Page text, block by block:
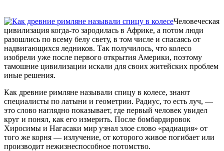
Человеческая
цивилизация когда-то зародилась в Африке, а потом люди
разошлись по всему белу свету, в том числе и спасаясь от
надвигающихся ледников. Так получилось, что колесо
изобрели уже после первого открытия Америки, поэтому
тамошние цивилизации искали для своих житейских проблем
иные решения.
Как древние римляне называли спицу в колесе, знают
специалисты по латыни и геометрии. Радиус, то есть луч, —
это слово наглядно показывает, где первый человек увидел
круг и понял, как его измерить. После бомбардировок
Хиросимы и Нагасаки мир узнал злое слово «радиация» от
того же корня — излучение, от которого живое погибает или
производит нежизнеспособное потомство.